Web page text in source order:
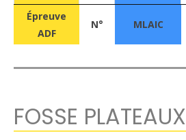
Épreuve
ADF
Épreuve
ADF
N° MLAIC
FOSSE PLATEAUX